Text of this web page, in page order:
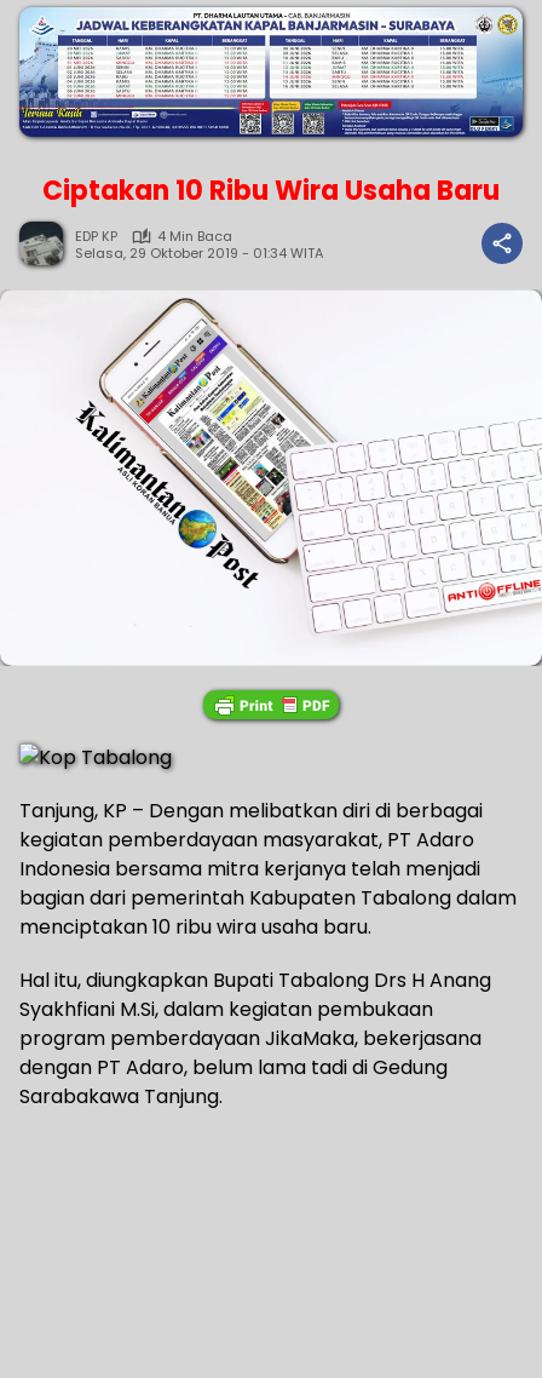
Ciptakan 10 Ribu Wira Usaha Baru
EDP KP
4 Min Baca
Selasa, 29 Oktober 2019 - 01:34 WITA
Tanjung, KP – Dengan melibatkan diri di berbagai
kegiatan pemberdayaan masyarakat, PT Adaro
Indonesia bersama mitra kerjanya telah menjadi
bagian dari pemerintah Kabupaten Tabalong dalam
menciptakan 10 ribu wira usaha baru.
Hal itu, diungkapkan Bupati Tabalong Drs H Anang
Syakhfiani M.Si, dalam kegiatan pembukaan
program pemberdayaan JikaMaka, bekerjasana
dengan PT Adaro, belum lama tadi di Gedung
Sarabakawa Tanjung.